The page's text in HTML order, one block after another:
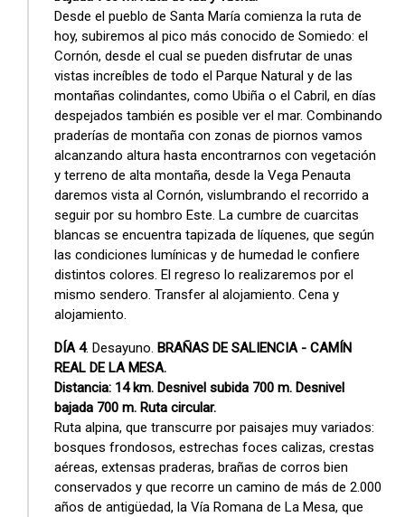
Desde el pueblo de Santa María comienza la ruta de
hoy, subiremos al pico más conocido de Somiedo: el
Cornón, desde el cual se pueden disfrutar de unas
vistas increíbles de todo el Parque Natural y de las
montañas colindantes, como Ubiña o el Cabril, en días
despejados también es posible ver el mar. Combinando
praderías de montaña con zonas de piornos vamos
alcanzando altura hasta encontrarnos con vegetación
y terreno de alta montaña, desde la Vega Penauta
daremos vista al Cornón, vislumbrando el recorrido a
seguir por su hombro Este. La cumbre de cuarcitas
blancas se encuentra tapizada de líquenes, que según
las condiciones lumínicas y de humedad le confiere
distintos colores. El regreso lo realizaremos por el
mismo sendero. Transfer al alojamiento. Cena y
alojamiento.
DÍA 4. Desayuno.BRAÑAS DE SALIENCIA - CAMÍN
REAL DE LA MESA.
Distancia: 14 km. Desnivel subida 700 m. Desnivel
bajada 700 m. Ruta circular.
Ruta alpina, que transcurre por paisajes muy variados:
bosques frondosos, estrechas foces calizas, crestas
aéreas, extensas praderas, brañas de corros bien
conservados y que recorre un camino de más de 2.000
años de antigüedad, la Vía Romana de La Mesa, que